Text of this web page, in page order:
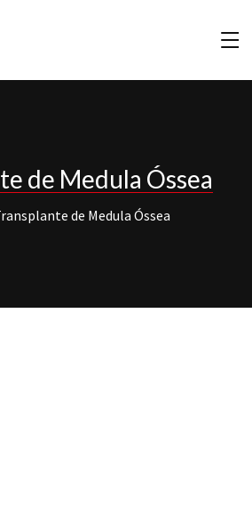
de Medula Óssea
de Medula Óssea